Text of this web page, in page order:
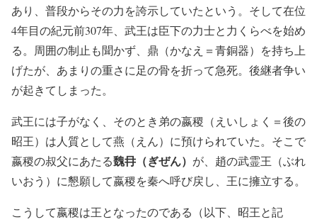
あり、普段からその力を誇示していたという。そして在位
4年目の紀元前307年、武王は臣下の力士と力くらべを始め
る。周囲の制止も聞かず、鼎（かなえ＝青銅器）を持ち上
げたが、あまりの重さに足の骨を折って急死。後継者争い
が起きてしまった。
武王には子がなく、そのとき弟の嬴稷（えいしょく＝後の
昭王）は人質として燕（えん）に預けられていた。そこで
嬴稷の叔父にあたる魏冄（ぎぜん） が、趙の武霊王（ぶれ
いおう）に懇願して嬴稷を秦へ呼び戻し、王に擁立する。
こうして嬴稷は王となったのである（以下、昭王と記